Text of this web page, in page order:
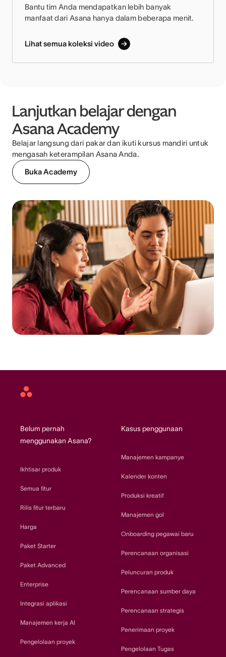
Bantu tim Anda mendapatkan lebih banyak
manfaat dari Asana hanya dalam beberapa menit.
Lihat semua koleksi video
Lanjutkan belajar dengan
Asana Academy
Belajar langsung dari pakar dan ikuti kursus mandiri untuk
mengasah keterampilan Asana Anda.
Buka Academy
Asana
Belum pernah
menggunakan Asana?
Ikhtisar produk
Semua fitur
Rilis fitur terbaru
Harga
Paket Starter
Paket Advanced
Enterprise
Integrasi aplikasi
Manajemen kerja AI
Pengelolaan proyek
Kasus penggunaan
Manajemen kampanye
Kalender konten
Produksi kreatif
Manajemen gol
Onboarding pegawai baru
Perencanaan organisasi
Peluncuran produk
Perencanaan sumber daya
Perencanaan strategis
Penerimaan proyek
Pengelolaan Tugas